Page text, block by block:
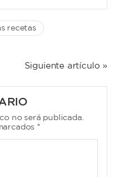
recetas
Siguiente artículo »
no será publicada.
*